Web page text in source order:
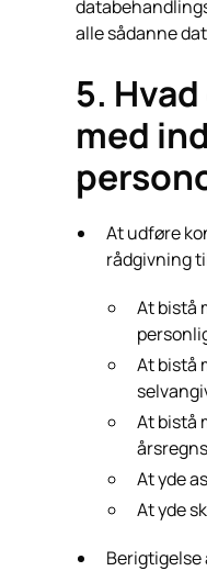
alle sådanne
5.
med
At udføre
rådgivning
At bistå
At bistå
At bistå
At yde
At yde